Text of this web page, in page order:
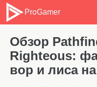
ProGamer
Обзор
Righteous:
вор и лиса